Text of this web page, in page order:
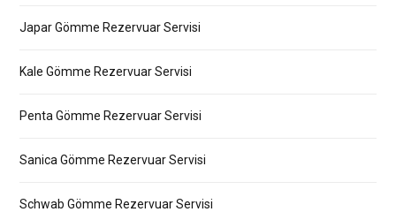
Japar Gömme Rezervuar Servisi
Kale Gömme Rezervuar Servisi
Penta Gömme Rezervuar Servisi
Sanica Gömme Rezervuar Servisi
Schwab Gömme Rezervuar Servisi